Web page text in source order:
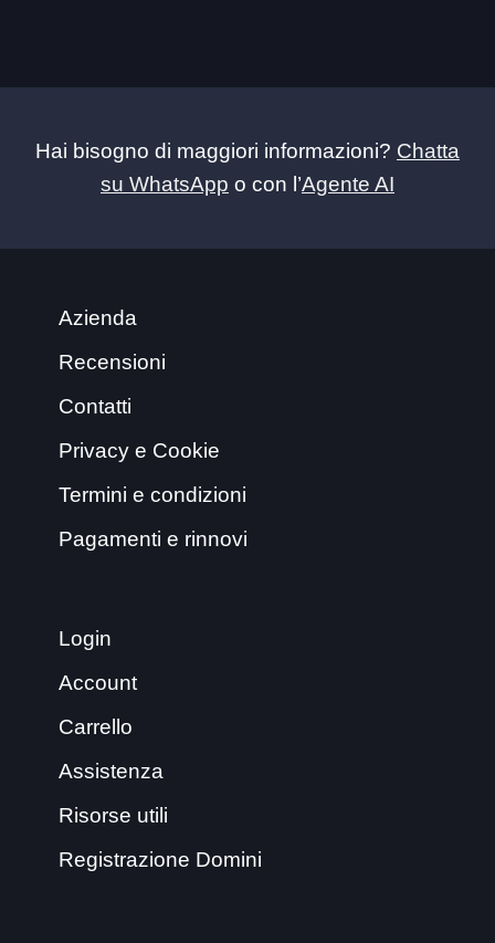
Hai bisogno di maggiori informazioni? Chatta
su WhatsApp o con l’Agente AI
Azienda
Recensioni
Contatti
Privacy e Cookie
Termini e condizioni
Pagamenti e rinnovi
Login
Account
Carrello
Assistenza
Risorse utili
Registrazione Domini